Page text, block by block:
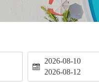
2026-08-10
2026-08-12